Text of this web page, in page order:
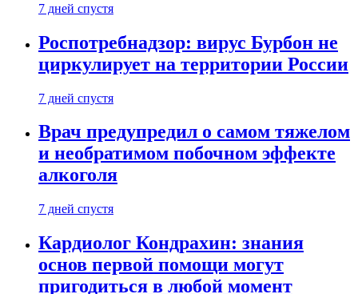
7 дней спустя
Роспотребнадзор: вирус Бурбон не
циркулирует на территории России
7 дней спустя
Врач предупредил о самом тяжелом
и необратимом побочном эффекте
алкоголя
7 дней спустя
Кардиолог Кондрахин: знания
основ первой помощи могут
пригодиться в любой момент